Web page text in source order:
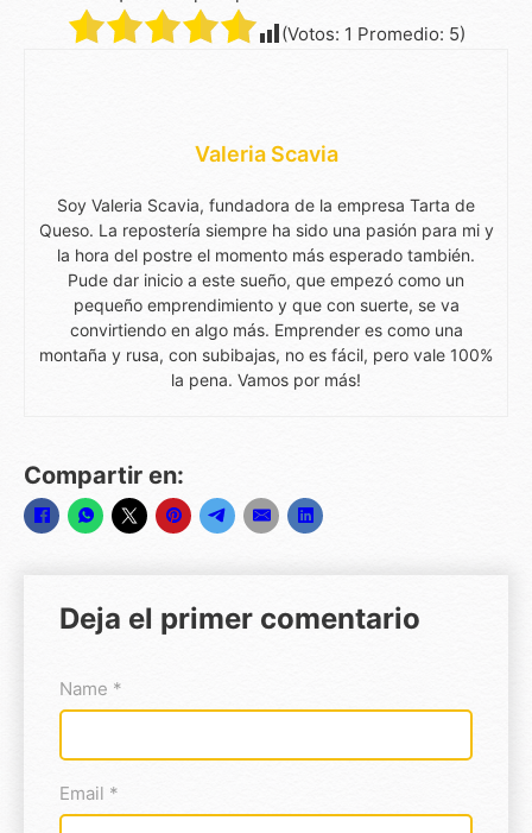
(Votos: 1 Promedio: 5)
Valeria Scavia
Soy Valeria Scavia, fundadora de la empresa Tarta de
Queso. La repostería siempre ha sido una pasión para mi y
la hora del postre el momento más esperado también.
Pude dar inicio a este sueño, que empezó como un
pequeño emprendimiento y que con suerte, se va
convirtiendo en algo más. Emprender es como una
montaña y rusa, con subibajas, no es fácil, pero vale 100%
la pena. Vamos por más!
Compartir en:
Deja el primer comentario
Name *
Email *